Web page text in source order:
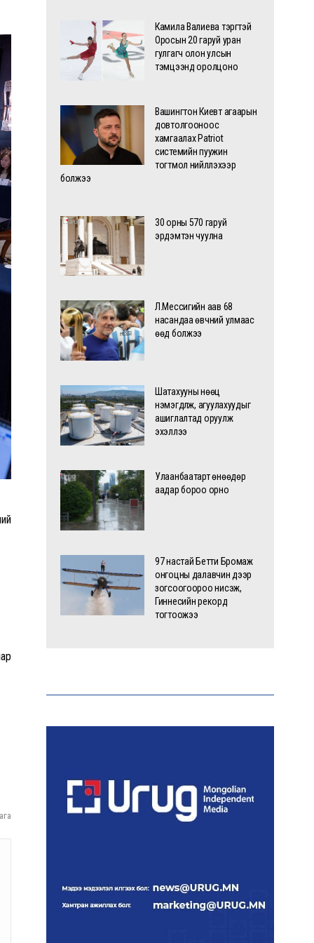
Камила Валиева тэргүүтэй
Оросын 20 гаруй уран
гулгагч олон улсын
тэмцээнд оролцоно
Вашингтон Киевт агаарын
довтолгооноос
хамгаалах Patriot
системийн пуужин
тогтмол нийлүүлэхээр
болжээ
30 орны 570 гаруй
эрдэмтэн чуулна
Л.Мессигийн аав 68
насандаа өвчний улмаас
өөд болжээ
Шатахууны нөөц
нэмэгдүүлж, агуулахуудыг
ашиглалтад оруулж
эхэллээ
Улаанбаатарт өнөөдөр
аадар бороо орно
97 настай Бетти Бромаж
онгоцны далавчин дээр
зогсоогоороо нисэж,
Гиннесийн рекорд
тогтоожээ
шуурхай зохион байгуулж
багш, сурагчид руу гал
нээжээ
тогтмол нийлүүлэх хүсэлт
тавилаа